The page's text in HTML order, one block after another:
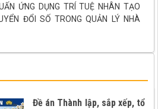
ỨNG DỤNG TRÍ TUỆ NHÂN TẠO
ĐỔI SỐ TRONG QUẢN LÝ NHÀ
ĐỊNH QUY HOẠCH CHI TIẾT KHU
Đề án Thành lập, sắp xếp, tổ